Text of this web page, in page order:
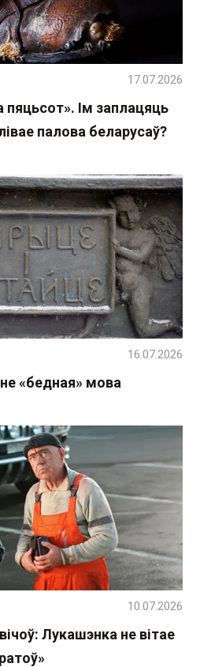
пяцьсот». Ім заплацяць
палова беларусаў?
17.07.2026
«бедная» мова
16.07.2026
Лукашэнка не вітае
10.07.2026